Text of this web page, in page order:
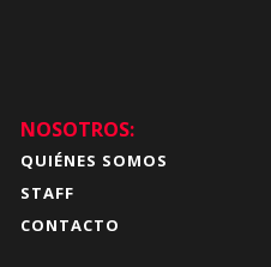
NOSOTROS:
QUIÉNES SOMOS
STAFF
CONTACTO